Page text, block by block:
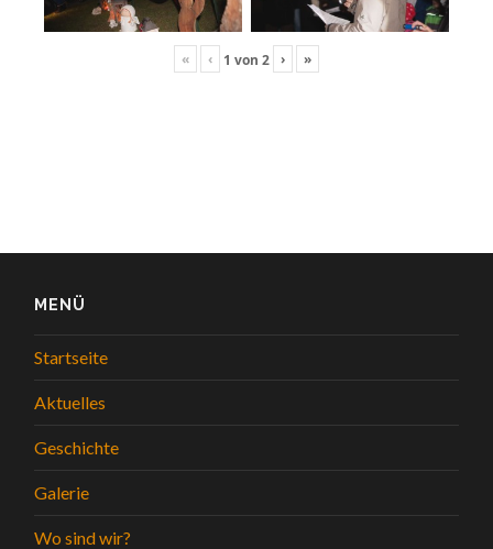
« ‹ 1 von 2 › »
MENÜ
Startseite
Aktuelles
Geschichte
Galerie
Wo sind wir?